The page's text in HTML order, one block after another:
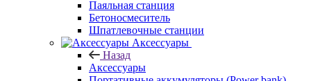
Паяльная станция
Бетоносмеситель
Шпатлевочные станции
Аксессуары
Назад
Аксессуары